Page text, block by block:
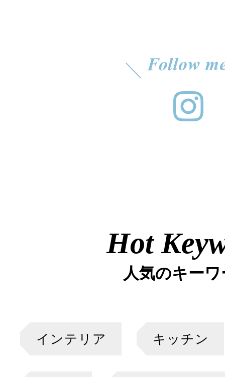
Hot
人気のキー
インテリア キッチン